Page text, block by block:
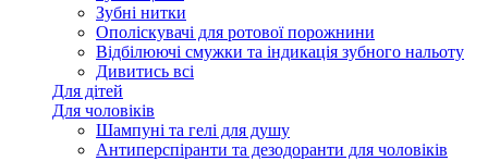
Зубні нитки
Ополіскувачі для ротової порожнини
Відбілюючі смужки та індикація зубного нальоту
Дивитись всі
Для дітей
Для чоловіків
Шампуні та гелі для душу
Антиперспіранти та дезодоранти для чоловіків